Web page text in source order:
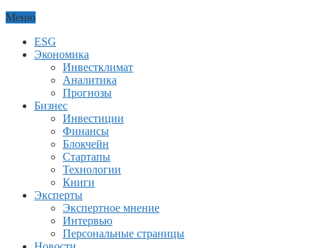
Меню
ESG
Экономика
Инвестклимат
Аналитика
Прогнозы
Бизнес
Инвестиции
Финансы
Блокчейн
Стартапы
Технологии
Книги
Эксперты
Экспертное мнение
Интервью
Персональные страницы